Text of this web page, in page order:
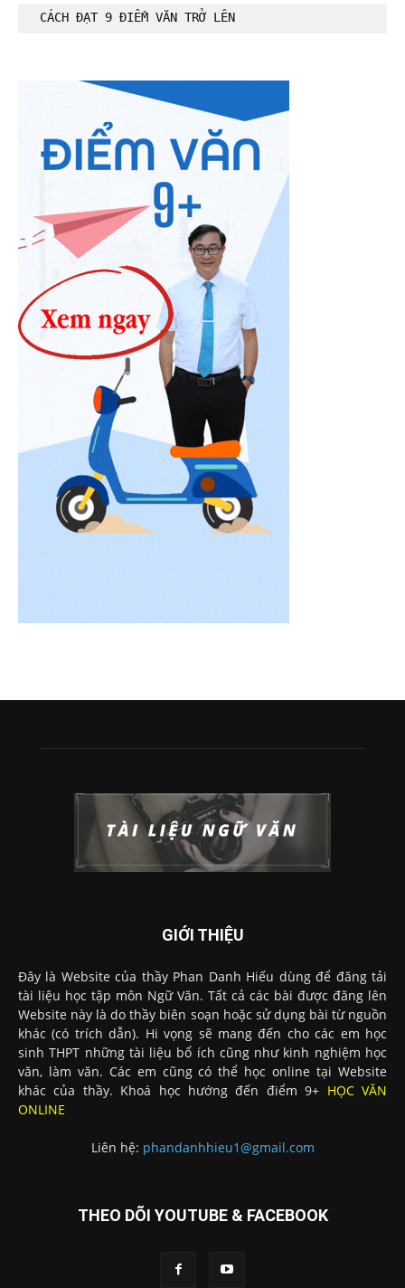
CÁCH ĐẠT 9 ĐIỂM VĂN TRỞ LÊN
GIỚI THIỆU
Đây là Website của thầy Phan Danh Hiếu dùng để đăng tải
tài liệu học tập môn Ngữ Văn. Tất cả các bài được đăng lên
Website này là do thầy biên soạn hoặc sử dụng bài từ nguồn
khác (có trích dẫn). Hi vọng sẽ mang đến cho các em học
sinh THPT những tài liệu bổ ích cũng như kinh nghiệm học
văn, làm văn. Các em cũng có thể học online tại Website
khác của thầy. Khoá học hướng đến điểm 9+ HỌC VĂN
ONLINE
Liên hệ: phandanhhieu1@gmail.com
THEO DÕI YOUTUBE & FACEBOOK